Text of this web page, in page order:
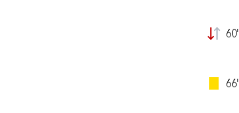
60'
66'